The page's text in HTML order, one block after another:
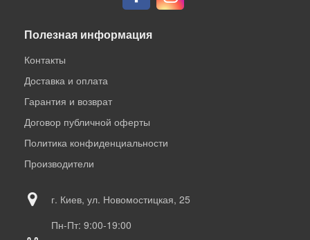
Полезная информация
Контакты
Доставка и оплата
Гарантия и возврат
Договор публичной оферты
Политика конфиденциальности
Производители
г. Киев, ул. Новомостицкая, 25
Пн-Пт: 9:00-19:00